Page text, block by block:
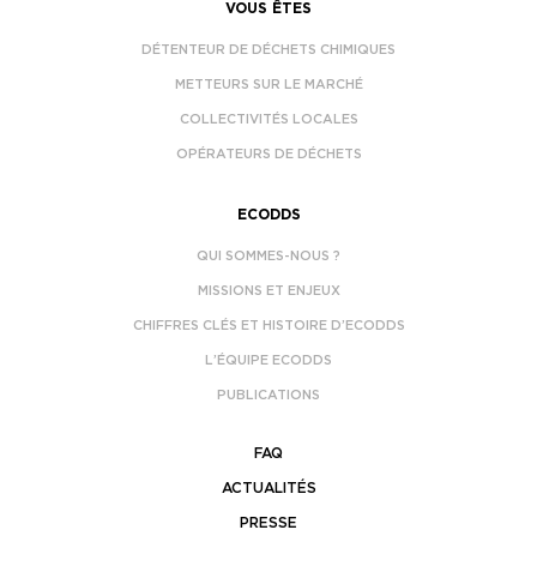
VOUS ÊTES
DÉTENTEUR DE DÉCHETS CHIMIQUES
METTEURS SUR LE MARCHÉ
COLLECTIVITÉS LOCALES
OPÉRATEURS DE DÉCHETS
ECODDS
QUI SOMMES-NOUS ?
MISSIONS ET ENJEUX
CHIFFRES CLÉS ET HISTOIRE D’ECODDS
L’ÉQUIPE ECODDS
PUBLICATIONS
FAQ
ACTUALITÉS
PRESSE